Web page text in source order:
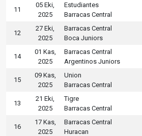
11
05 Eki,
2025
Estudiantes
Barracas Central
12
27 Eki,
2025
Barracas Central
Boca Juniors
14
01 Kas,
2025
Barracas Central
Argentinos Juniors
15
09 Kas,
2025
Union
Barracas Central
13
21 Eki,
2025
Tigre
Barracas Central
16
17 Kas,
2025
Barracas Central
Huracan